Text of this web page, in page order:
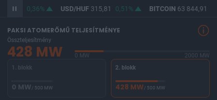
364,48 0,36% USD/HUF315,81 0,51% BITCOIN 63 844,91
PAKSI ATOMERŐMŰ TELJESÍTMÉNYE
Összteljesítmény
428 MW 0 MW
2000 MW
1. blokk
0 MW/ 500 MW
2. blokk
428 MW/ 500 MW